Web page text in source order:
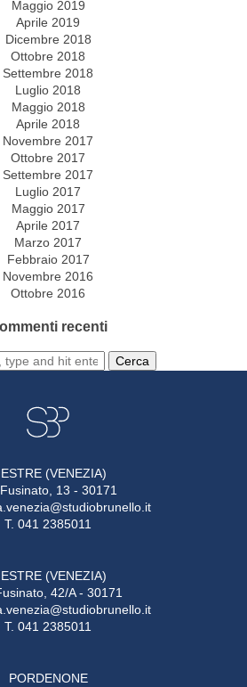
Maggio 2019
Aprile 2019
Dicembre 2018
Ottobre 2018
Settembre 2018
Luglio 2018
Maggio 2018
Aprile 2018
Novembre 2017
Ottobre 2017
Settembre 2017
Luglio 2017
Maggio 2017
Aprile 2017
Marzo 2017
Febbraio 2017
Novembre 2016
Ottobre 2016
recenti
Cerca
(VENEZIA)
13 - 30171
T. 041 2385011
(VENEZIA)
42/A - 30171
T. 041 2385011
PORDENONE